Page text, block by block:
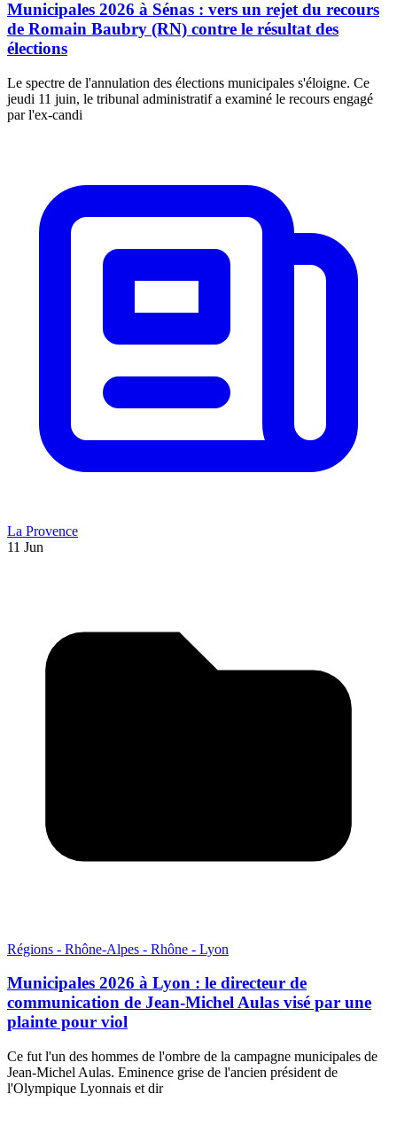
Municipales 2026 à Sénas : vers un rejet du recours
de Romain Baubry (RN) contre le résultat des
élections
Le spectre de l'annulation des élections municipales s'éloigne. Ce
jeudi 11 juin, le tribunal administratif a examiné le recours engagé
par l'ex-candi
La Provence
11 Jun
Régions - Rhône-Alpes - Rhône - Lyon
Municipales 2026 à Lyon : le directeur de
communication de Jean-Michel Aulas visé par une
plainte pour viol
Ce fut l'un des hommes de l'ombre de la campagne municipales de
Jean-Michel Aulas. Eminence grise de l'ancien président de
l'Olympique Lyonnais et dir